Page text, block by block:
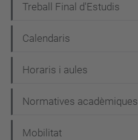
Treball Final d'Estudis
Calendaris
Horaris i aules
Normatives acadèmiques
Mobilitat